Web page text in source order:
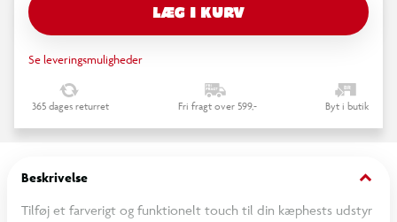
LÆG I KURV
Se leveringsmuligheder
365 dages returret Fri fragt over 599,- Byt i butik
Beskrivelse keyboard_arrow_down
Tilføj et farverigt og funktionelt touch til din kæphests udstyr